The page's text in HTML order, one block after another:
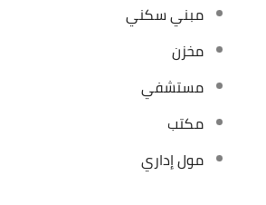
مبني سكني
مخزن
مستشفي
مكتب
مول إداري